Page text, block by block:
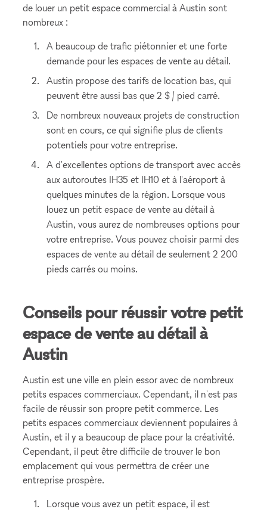
de louer un petit espace commercial à Austin sont
nombreux :
A beaucoup de trafic piétonnier et une forte
demande pour les espaces de vente au détail.
Austin propose des tarifs de location bas, qui
peuvent être aussi bas que 2 $ / pied carré.
De nombreux nouveaux projets de construction
sont en cours, ce qui signifie plus de clients
potentiels pour votre entreprise.
A d'excellentes options de transport avec accès
aux autoroutes IH35 et IH10 et à l'aéroport à
quelques minutes de la région. Lorsque vous
louez un petit espace de vente au détail à
Austin, vous aurez de nombreuses options pour
votre entreprise. Vous pouvez choisir parmi des
espaces de vente au détail de seulement 2 200
pieds carrés ou moins.
Conseils pour réussir votre petit
espace de vente au détail à
Austin
Austin est une ville en plein essor avec de nombreux
petits espaces commerciaux. Cependant, il n'est pas
facile de réussir son propre petit commerce. Les
petits espaces commerciaux deviennent populaires à
Austin, et il y a beaucoup de place pour la créativité.
Cependant, il peut être difficile de trouver le bon
emplacement qui vous permettra de créer une
entreprise prospère.
Lorsque vous avez un petit espace, il est